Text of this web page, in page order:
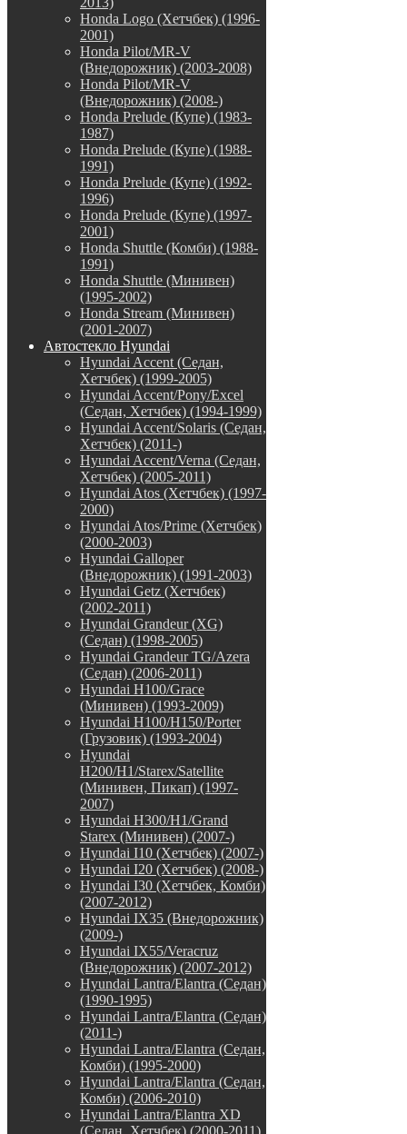
Honda Logo (Хетчбек) (1996-
2001)
Honda Pilot/MR-V
(Внедорожник) (2003-2008)
Honda Pilot/MR-V
(Внедорожник) (2008-)
Honda Prelude (Купе) (1983-
1987)
Honda Prelude (Купе) (1988-
1991)
Honda Prelude (Купе) (1992-
1996)
Honda Prelude (Купе) (1997-
2001)
Honda Shuttle (Комби) (1988-
1991)
Honda Shuttle (Минивен)
(1995-2002)
Honda Stream (Минивен)
(2001-2007)
Автостекло Hyundai
Hyundai Accent (Седан,
Хетчбек) (1999-2005)
Hyundai Accent/Pony/Excel
(Седан, Хетчбек) (1994-1999)
Hyundai Accent/Solaris (Седан,
Хетчбек) (2011-)
Hyundai Accent/Verna (Седан,
Хетчбек) (2005-2011)
Hyundai Atos (Хетчбек) (1997-
2000)
Hyundai Atos/Prime (Хетчбек)
(2000-2003)
Hyundai Galloper
(Внедорожник) (1991-2003)
Hyundai Getz (Хетчбек)
(2002-2011)
Hyundai Grandeur (XG)
(Седан) (1998-2005)
Hyundai Grandeur TG/Azera
(Седан) (2006-2011)
Hyundai H100/Grace
(Минивен) (1993-2009)
Hyundai H100/H150/Porter
(Грузовик) (1993-2004)
Hyundai
H200/H1/Starex/Satellite
(Минивен, Пикап) (1997-
2007)
Hyundai H300/H1/Grand
Starex (Минивен) (2007-)
Hyundai I10 (Хетчбек) (2007-)
Hyundai I20 (Хетчбек) (2008-)
Hyundai I30 (Хетчбек, Комби)
(2007-2012)
Hyundai IX35 (Внедорожник)
(2009-)
Hyundai IX55/Veracruz
(Внедорожник) (2007-2012)
Hyundai Lantra/Elantra (Седан)
(1990-1995)
Hyundai Lantra/Elantra (Седан)
(2011-)
Hyundai Lantra/Elantra (Седан,
Комби) (1995-2000)
Hyundai Lantra/Elantra (Седан,
Комби) (2006-2010)
Hyundai Lantra/Elantra XD
(Седан, Хетчбек) (2000-2011)